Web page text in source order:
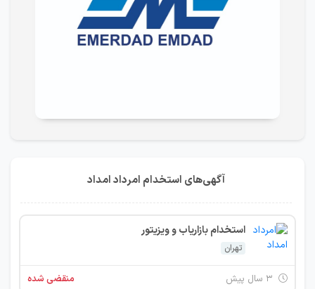
آگهی‌های استخدام امرداد امداد
استخدام بازاریاب و ویزیتور
تهران
منقضی شده